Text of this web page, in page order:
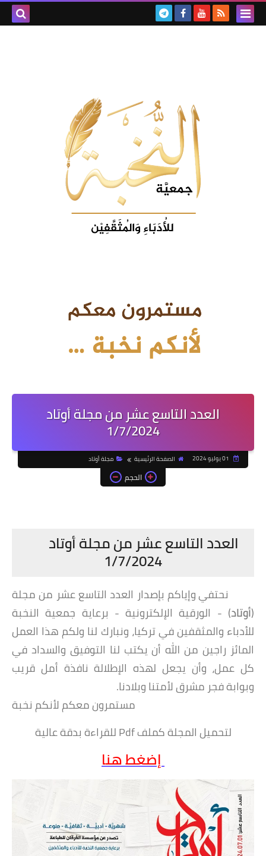
العدد التاسع عشر من مجلة أوتاد
1/7/2024
الصفحة الرئيسية مجلة أوتاد
الحجم
العدد التاسع عشر من مجلة أوتاد
1/7/2024
نحتفي وإياكم بإصدار العدد التاسع عشر من مجلة
(أوتاد) - الورقية الإلكترونية - برعاية جمعية النخبة
للأدباء والمثقفين في تركيا، ونبارك لنا ولكم هذا العمل
المائز راجين من الله أن يكتب لنا التوفيق والسداد في
كل عمل، وأن يجعل لهذه الإطلالة نافذة أمل قريب
وبوابة فجر مشرق لأمتنا وبلادنا.
مستمرون معكم لأنكم نخبة
لتحميل المجلة كملف Pdf للقراءة بدقة عالية
إضغط هنا